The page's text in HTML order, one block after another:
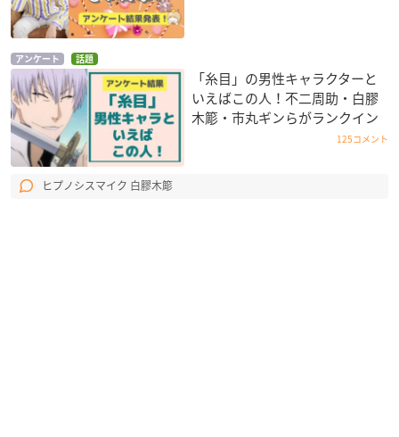
アンケート 話題
「糸目」の男性キャラクターと
いえばこの人！不二周助・白膠
木簓・市丸ギンらがランクイン
125コメント
ヒプノシスマイク 白膠木簓